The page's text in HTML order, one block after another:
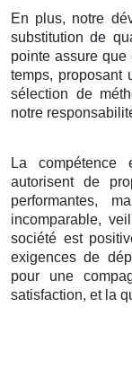
En plus, notre
substitution de
pointe assure que
temps, proposant
sélection de
notre
La
autorisent de
performantes,
incomparable,
société est
exigences de
pour une
satisfaction, et la